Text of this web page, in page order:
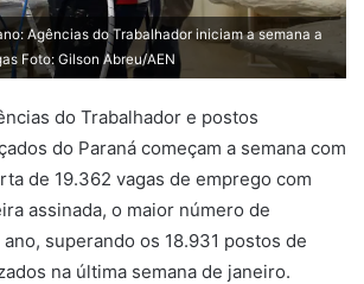
Agências do Trabalhador iniciam a semana a
Foto: Gilson Abreu/AEN
do Trabalhador e postos
do Paraná começam a semana com
de 19.362 vagas de emprego com
assinada, o maior número de
superando os 18.931 postos de
na última semana de janeiro.